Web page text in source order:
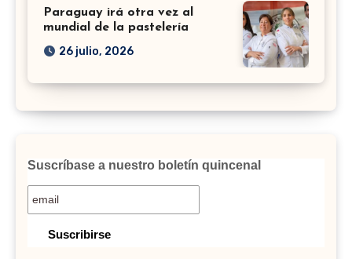
Paraguay irá otra vez al
mundial de la pastelería
26 julio, 2026
Suscríbase a nuestro boletín quincenal